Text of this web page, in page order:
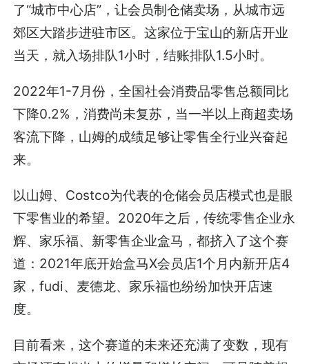
了“城市中心店”，让会员制仓储卖场，从城市远
郊区大踏步进驻市区。这家位于宝山的新店开业
当天，就入场排队1小时，结账排队1.5小时。
2022年1-7月份，全国社会消费品零售总额同比
下降0.2%，消费尚未复苏，当一半以上商超卖场
客流下降，山姆的成绩足够让零售全行业兴奋起
来。
以山姆、Costco为代表的仓储会员店模式也是眼
下零售业的希望。2020年之后，传统零售企业永
辉、家乐福、新零售企业盒马，都挤入了这个赛
道：2021年底开始盒马X会员店1个月内新开店4
家，fudi、麦德龙、家乐福也纷纷加快开店速
度。
目前看来，这个赛道的未来还充满了变数，现有